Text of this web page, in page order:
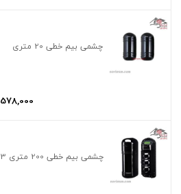
چشمی بیم خطی 20 متری
578,000
چشمی بیم خطی 200 متری 3 لنز